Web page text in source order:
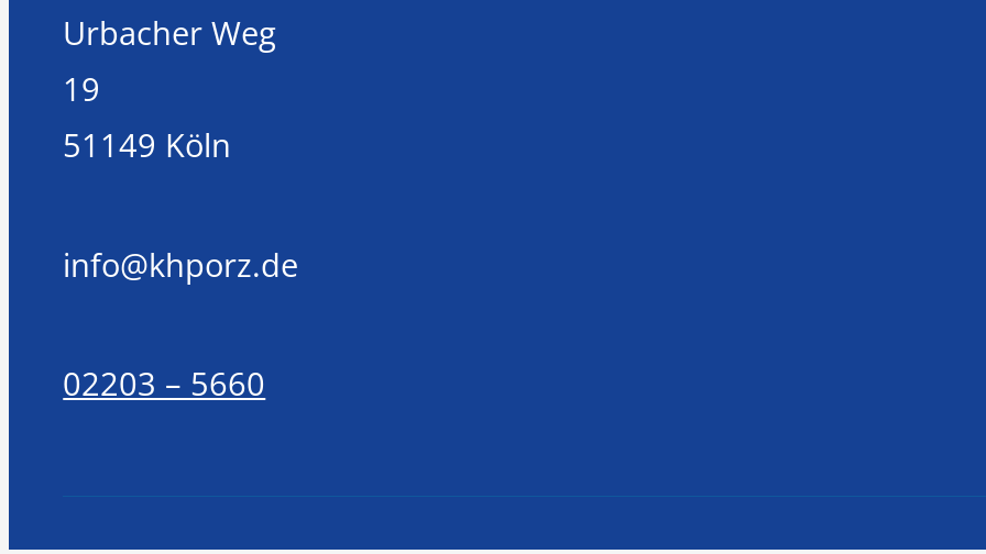
Urbacher Weg
19
51149 Köln
info@khporz.de
02203 – 5660